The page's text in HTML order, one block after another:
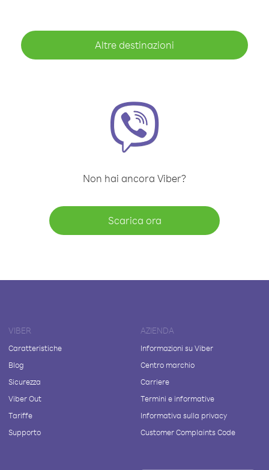
Altre destinazioni
Non hai ancora Viber?
Scarica ora
VIBER
Caratteristiche
Blog
Sicurezza
Viber Out
Tariffe
Supporto
AZIENDA
Informazioni su Viber
Centro marchio
Carriere
Termini e informative
Informativa sulla privacy
Customer Complaints Code